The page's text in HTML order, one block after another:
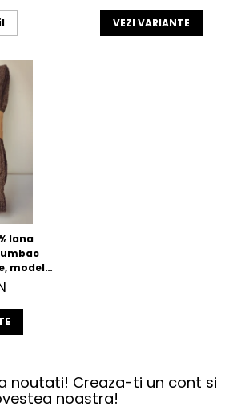
VEZI VARIANTE
lana
model
noutati! Creaza-ti un cont si
noastra!